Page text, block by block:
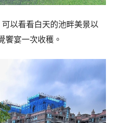
以看看白天的池畔美景以
饗宴一次收穫。